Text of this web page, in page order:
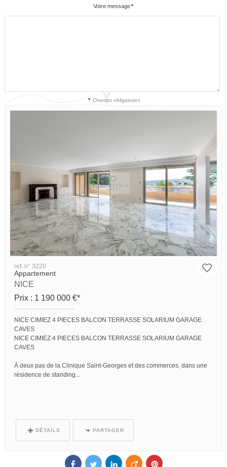
Votre message *
* Champs obligatoires
ref. n° 3220
Appartement
NICE
Prix : 1 190 000 €*
NICE CIMIEZ 4 PIECES BALCON TERRASSE SOLARIUM GARAGE
CAVES
NICE CIMIEZ 4 PIECES BALCON TERRASSE SOLARIUM GARAGE
CAVES
À deux pas de la Clinique Saint-Georges et des commerces, dans une
résidence de standing...
DÉTAILS PARTAGER